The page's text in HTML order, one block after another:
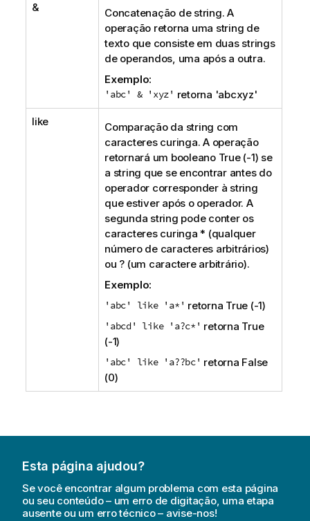
&
Concatenação de string. A
operação retorna uma string de
texto que consiste em duas strings
de operandos, uma após a outra.
Exemplo:
'abc' & 'xyz' retorna 'abcxyz'
like
Comparação da string com
caracteres curinga. A operação
retornará um booleano True(-1) se
a string que se encontrar antes do
operador corresponder à string
que estiver após o operador. A
segunda string pode conter os
caracteres curinga * (qualquer
número de caracteres arbitrários)
ou ? (um caractere arbitrário).
Exemplo:
'abc' like 'a*' retorna True (-1)
'abcd' like 'a?c*' retorna True
(-1)
'abc' like 'a??bc' retorna False
(0)
Esta página ajudou?
Se você encontrar algum problema com esta página
ou seu conteúdo – um erro de digitação, uma etapa
ausente ou um erro técnico – avise-nos!